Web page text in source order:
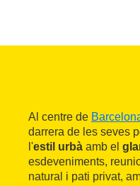
Al centre de
darrera de les seves
l'estil urbà amb el
esdeveniments,
natural i pati privat,